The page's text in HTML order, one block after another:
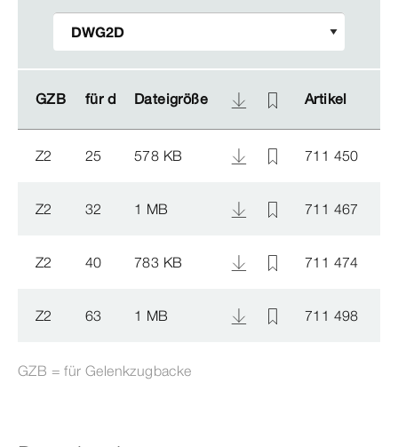
GZB für d Dateigröße Artikel
GZB für d Dateigröße Artikel
Z2 25 578 KB 711 450
Z2 32 1 MB 711 467
Z2 40 783 KB 711 474
Z2 63 1 MB 711 498
GZB = für Gelenkzugbacke